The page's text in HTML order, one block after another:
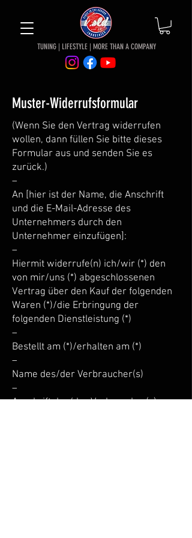
TUNING | LIFESTYLE | MORE THAN A COMPANY
Muster-Widerrufsformular
(Wenn Sie den Vertrag widerrufen
wollen, dann füllen Sie bitte dieses
Formular aus und senden Sie es
zurück.)
–
An [hier ist der Name, die Anschrift
und die E-Mail-Adresse des
Unternehmers durch den
Unternehmer einzufügen]:
–
Hiermit widerrufe(n) ich/wir (*) den
von mir/uns (*) abgeschlossenen
Vertrag über den Kauf der folgenden
Waren (*)/die Erbringung der
folgenden Dienstleistung (*)
–
Bestellt am (*)/erhalten am (*)
–
Name des/der Verbraucher(s)
–
Anschrift des/der Verbraucher(s)